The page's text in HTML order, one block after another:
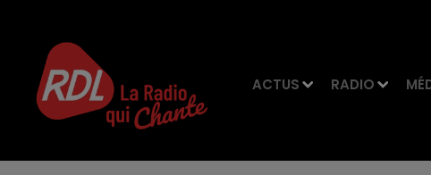
ACTUS RADIO